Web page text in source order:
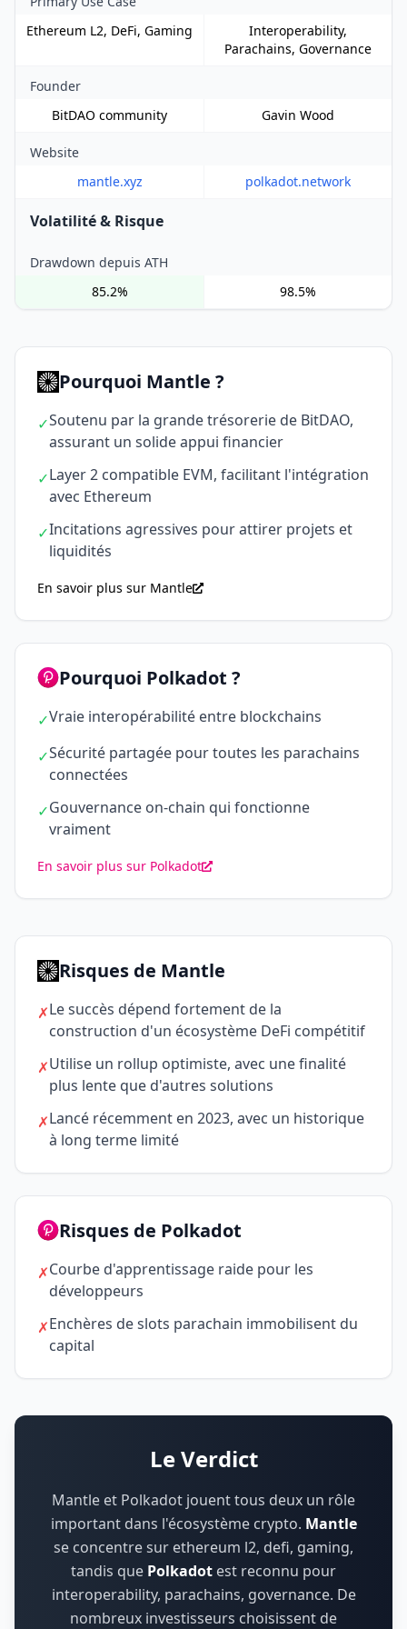
Ethereum L2, DeFi, Gaming
Interoperability,
Parachains, Governance
Founder
BitDAO community
Gavin Wood
Website
mantle.xyz
polkadot.network
Volatilité & Risque
Drawdown depuis ATH
85.2%
98.5%
Pourquoi Mantle ?
✓Soutenu par la grande trésorerie de BitDAO,
assurant un solide appui financier
✓Layer 2 compatible EVM, facilitant l'intégration
avec Ethereum
✓Incitations agressives pour attirer projets et
liquidités
En savoir plus sur Mantle
Pourquoi Polkadot ?
✓Vraie interopérabilité entre blockchains
✓Sécurité partagée pour toutes les parachains
connectées
✓Gouvernance on-chain qui fonctionne
vraiment
En savoir plus sur Polkadot
Risques de Mantle
✗Le succès dépend fortement de la
construction d'un écosystème DeFi compétitif
✗Utilise un rollup optimiste, avec une finalité
plus lente que d'autres solutions
✗Lancé récemment en 2023, avec un historique
à long terme limité
Risques de Polkadot
✗Courbe d'apprentissage raide pour les
développeurs
✗Enchères de slots parachain immobilisent du
capital
Le Verdict
Mantle et Polkadot jouent tous deux un rôle
important dans l'écosystème crypto. Mantle
se concentre sur ethereum l2, defi, gaming,
tandis que Polkadot est reconnu pour
interoperability, parachains, governance. De
nombreux investisseurs choisissent de